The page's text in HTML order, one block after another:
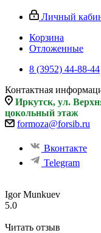
Личный
Корзина
Отложенные
8 (3952) 44-88-44
Контактная
Иркутск, ул.
цокольный этаж
formoza@forsib.ru
Вконтакте
Telegram
Igor Munkuev
5.0
Читать отзыв